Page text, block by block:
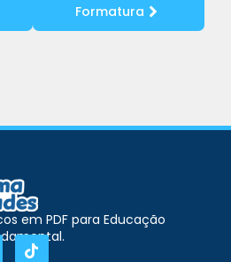
Formatura
em PDF para Educação